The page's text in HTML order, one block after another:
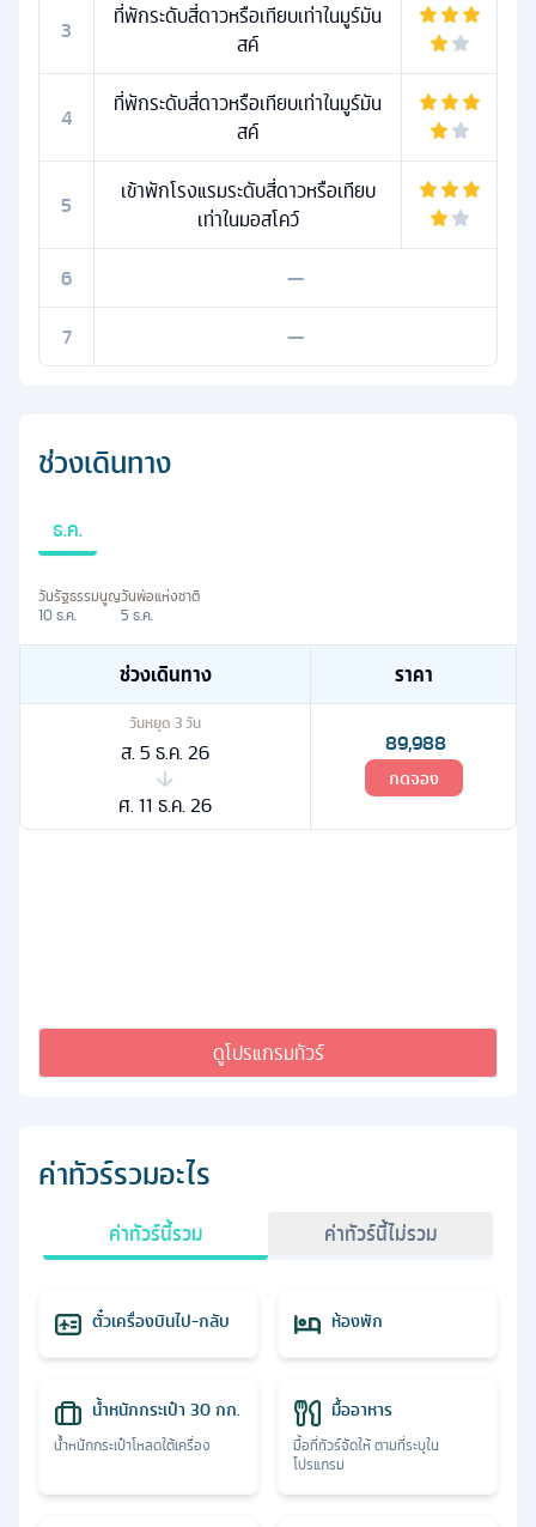
3
ที่พักระดับสี่ดาวหรือเทียบเท่าในมูร์มัน
สค์
4
ที่พักระดับสี่ดาวหรือเทียบเท่าในมูร์มัน
สค์
5
เข้าพักโรงแรมระดับสี่ดาวหรือเทียบ
เท่าในมอสโคว์
6
—
7
—
ช่วงเดินทาง
ธ.ค.
วันรัฐธรรมนูญ
10 ธ.ค.
วันพ่อแห่งชาติ
5 ธ.ค.
ช่วงเดินทาง ราคา
วันหยุด 3วัน
ส. 5 ธ.ค. 26
ศ. 11 ธ.ค. 26
89,988
กดจอง
ดูโปรแกรมทัวร์
ค่าทัวร์รวมอะไร
ค่าทัวร์นี้รวม ค่าทัวร์นี้ไม่รวม
ตั๋วเครื่องบินไป-กลับ ห้องพัก
น้ำหนักกระเป๋า 30 กก.
น้ำหนักกระเป๋าโหลดใต้เครื่อง
มื้ออาหาร
มื้อที่ทัวร์จัดให้ ตามที่ระบุใน
โปรแกรม